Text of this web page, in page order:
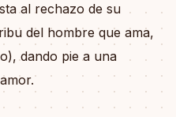
al rechazo de su
del hombre que ama,
dando pie a una